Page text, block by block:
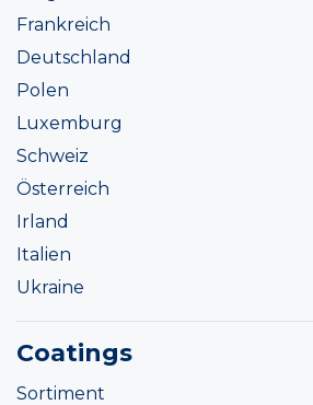
Frankreich
Deutschland
Polen
Luxemburg
Schweiz
Österreich
Irland
Italien
Ukraine
Coatings
Sortiment